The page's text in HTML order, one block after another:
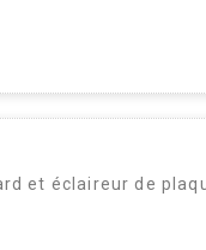
et éclaireur de